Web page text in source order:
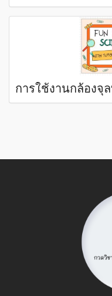
การใช้งานกล้องจุ